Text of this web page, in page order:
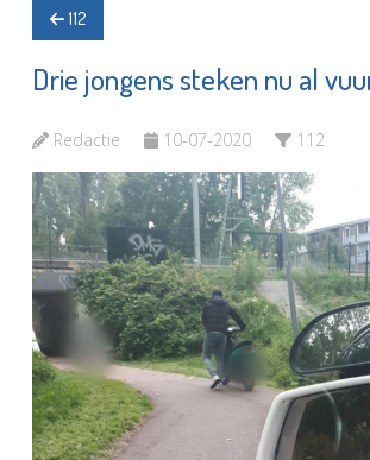
112
Drie jongens steken nu al
Redactie 10-07-2020 112